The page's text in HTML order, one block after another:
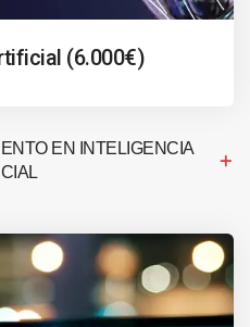
(6.000€)
EN INTELIGENCIA